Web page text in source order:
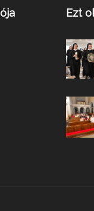
Ezt